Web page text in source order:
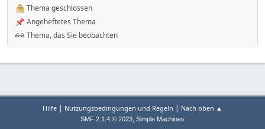
Thema geschlossen
Angeheftetes Thema
Thema, das Sie beobachten
Hilfe | Nutzungsbedingungen und Regeln | Nach oben ▲
SMF 2.1.4 © 2023, Simple Machines